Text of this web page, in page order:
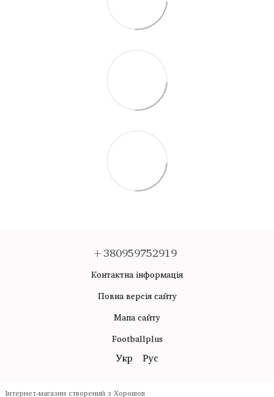
+380959752919
Контактна інформація
Повна версія сайту
Мапа сайту
Footballplus
Укр Рус
Інтернет-магазин створений з Хорошоп